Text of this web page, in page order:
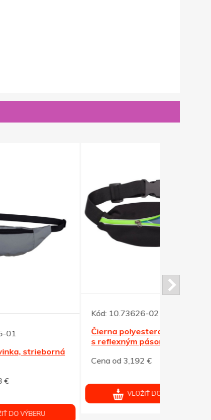
Kód:10.73626-02
Čierna polyesterová ľadvinka
s reflexným pásom
VLOŽIŤ DO VÝBERU